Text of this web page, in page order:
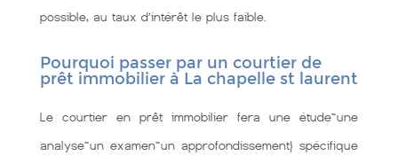
possible, au taux d’intérêt le plus faible.
Pourquoi passer par un courtier de
prêt immobilier à La chapelle st laurent
Le courtier en prêt immobilier fera une étude~une
analyse~un examen~un approfondissement} spécifique